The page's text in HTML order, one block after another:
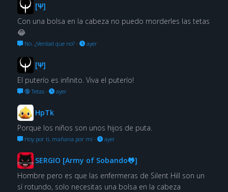
[Ψ]
Con una bolsa en la cabeza no puedo morderles las tetas
😂
No. ¿Verdad que no?· ayer
[Ψ]
El puterío es infinito. Viva el puterío!
🔞 Tetas· ayer
HpTk
Porque los niños son unos hijos de puta.
Hoy por ti, mañana por mí· ayer
SERGIO [Army of Sobando🐸]
Hombre pero es que las enfermeras de Silent Hill son un
sí rotundo, solo necesitas una bolsa en la cabeza